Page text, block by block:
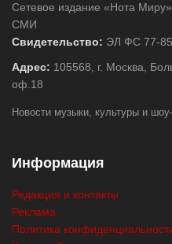
Сетевое издание «Нота
СМИ
Свидетельство: ЭЛ ФС 77-
Адрес: 105568, г. Москва,
оф.18
Новости музыки, культуры и
Информация
Редакция и контакты
Реклама
Политика